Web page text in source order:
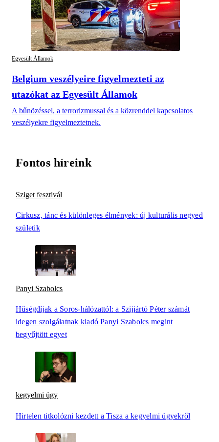
Egyesült Államok
Belgium veszélyeire figyelmezteti az
utazókat az Egyesült Államok
A bűnözéssel, a terrorizmussal és a közrenddel kapcsolatos
veszélyekre figyelmeztetnek.
Fontos híreink
Sziget fesztivál
Cirkusz, tánc és különleges élmények: új kulturális negyed
születik
Panyi Szabolcs
Hűségdíjak a Soros-hálózattól: a Szijjártó Péter számát
idegen szolgálatnak kiadó Panyi Szabolcs megint
begyűjtött egyet
kegyelmi ügy
Hirtelen titkolózni kezdett a Tisza a kegyelmi ügyekről